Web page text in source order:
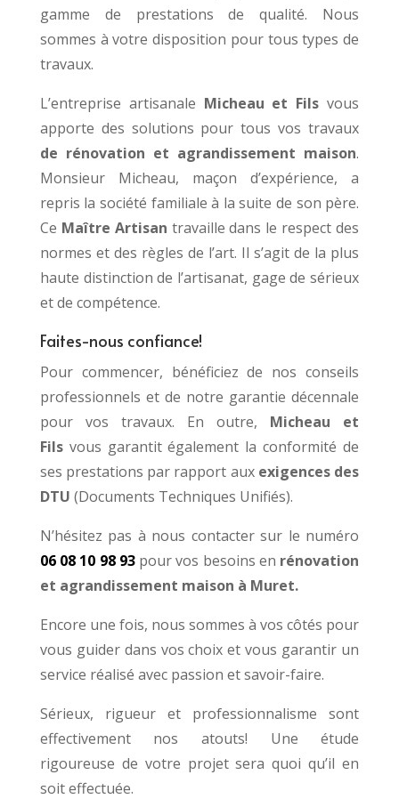
gamme de prestations de qualité. Nous
sommes à votre disposition pour tous types de
travaux.
L’entreprise artisanale Micheau et Fils vous
apporte des solutions pour tous vos travaux
de rénovation et agrandissement maison.
Monsieur Micheau, maçon d’expérience, a
repris la société familiale à la suite de son père.
Ce Maître Artisan travaille dans le respect des
normes et des règles de l’art. Il s’agit de la plus
haute distinction de l’artisanat, gage de sérieux
et de compétence.
Faites-nous confiance!
Pour commencer, bénéficiez de nos conseils
professionnels et de notre garantie décennale
pour vos travaux. En outre, Micheau et
Filsvous garantit également la conformité de
ses prestations par rapport aux exigences des
DTU (Documents Techniques Unifiés).
N’hésitez pas à nous contacter sur le numéro
06 08 10 98 93 pour vos besoins en rénovation
et agrandissement maison à Muret.
Encore une fois, nous sommes à vos côtés pour
vous guider dans vos choix et vous garantir un
service réalisé avec passion et savoir-faire.
Sérieux, rigueur et professionnalisme sont
effectivement nos atouts! Une étude
rigoureuse de votre projet sera quoi qu’il en
soit effectuée.